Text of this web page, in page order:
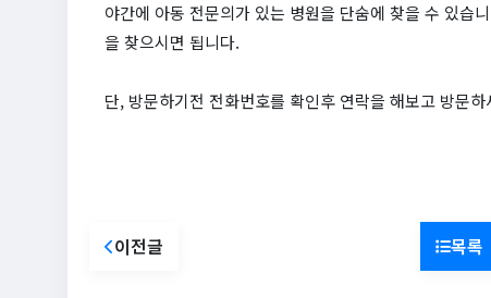
야간에 아동 전문의가 있는 병원을 단숨에 찾을 수 있습
을 찾으시면 됩니다.
단, 방문하기전 전화번호를 확인후 연락을 해보고 방문하
이전글 목록